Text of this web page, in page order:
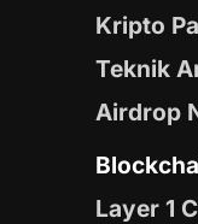
Kripto
Teknik
Airdrop
Layer 1